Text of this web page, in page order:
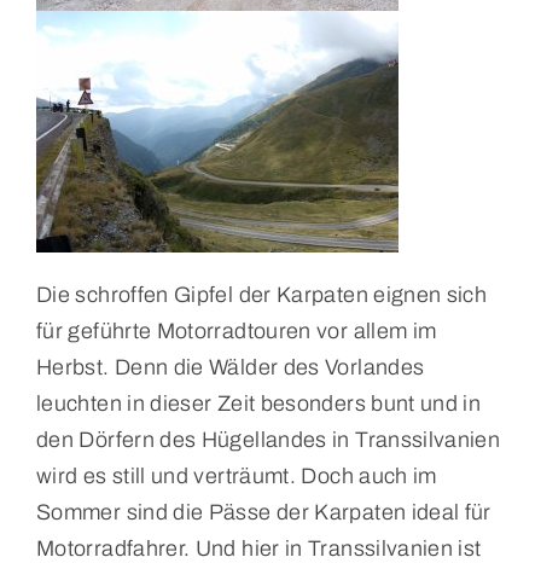
Die schroffen Gipfel der Karpaten eignen sich
für geführte Motorradtouren vor allem im
Herbst. Denn die Wälder des Vorlandes
leuchten in dieser Zeit besonders bunt und in
den Dörfern des Hügellandes in Transsilvanien
wird es still und verträumt. Doch auch im
Sommer sind die Pässe der Karpaten ideal für
Motorradfahrer. Und hier in Transsilvanien ist